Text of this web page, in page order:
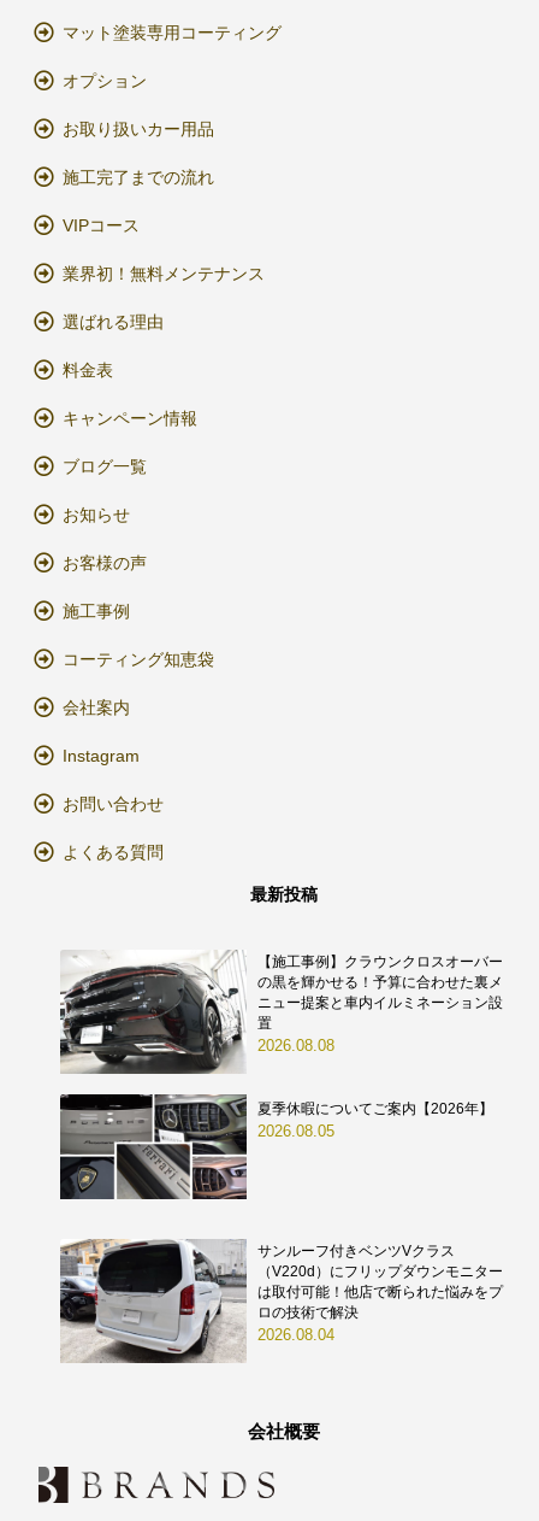
マット塗装専用コーティング
オプション
お取り扱いカー用品
施工完了までの流れ
VIPコース
業界初！無料メンテナンス
選ばれる理由
料金表
キャンペーン情報
ブログ一覧
お知らせ
お客様の声
施工事例
コーティング知恵袋
会社案内
Instagram
お問い合わせ
よくある質問
最新投稿
【施工事例】クラウンクロスオーバー
の黒を輝かせる！予算に合わせた裏メ
ニュー提案と車内イルミネーション設
置
2026.08.08
夏季休暇についてご案内【2026年】
2026.08.05
サンルーフ付きベンツVクラス
（V220d）にフリップダウンモニター
は取付可能！他店で断られた悩みをプ
ロの技術で解決
2026.08.04
会社概要